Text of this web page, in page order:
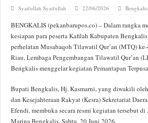
Syaifullah Syaifullah 22/06/2026 Bengkalis
BENGKALIS (pekanbarupos.co) – Dalam rangka
kesiapan para peserta Kafilah Kabupaten
perhelatan Musabaqoh Tilawatil Qur’an (MTQ)
Riau, Lembaga Pengembangan Tilawatil Qur’an
Bengkalis menggelar kegiatan Pemantapan
Bupati Bengkalis, Hj. Kasmarni, yang diwakili
dan Kesejahteraan Rakyat (Kesra) Sekretariat
Efendi, membuka secara resmi kegiatan tersebut
Marina Bengkalis, Sabtu, 20 Juni 2026.